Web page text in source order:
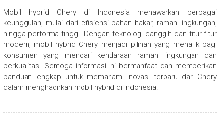
Mobil hybrid Chery di Indonesia menawarkan berbagai
keunggulan, mulai dari efisiensi bahan bakar, ramah lingkungan,
hingga performa tinggi. Dengan teknologi canggih dan fitur-fitur
modern, mobil hybrid Chery menjadi pilihan yang menarik bagi
konsumen yang mencari kendaraan ramah lingkungan dan
berkualitas. Semoga informasi ini bermanfaat dan memberikan
panduan lengkap untuk memahami inovasi terbaru dari Chery
dalam menghadirkan mobil hybrid di Indonesia.